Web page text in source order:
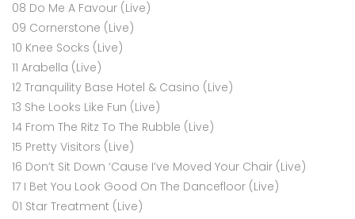
08 Do Me A Favour (Live)
09 Cornerstone (Live)
10 Knee Socks (Live)
11 Arabella (Live)
12 Tranquility Base Hotel & Casino (Live)
13 She Looks Like Fun (Live)
14 From The Ritz To The Rubble (Live)
15 Pretty Visitors (Live)
16 Don’t Sit Down ‘Cause I’ve Moved Your Chair (Live)
17 I Bet You Look Good On The Dancefloor (Live)
01 Star Treatment (Live)